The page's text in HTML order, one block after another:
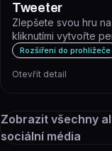
Tweeter
Zlepšete svou hru
kliknutími vytvořte
Rozšíření do prohlížeče
Otevřít detail
Zobrazit všechny
sociální média